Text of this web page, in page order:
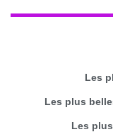
Les
Les plus
Les